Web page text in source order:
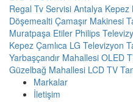
Regal Tv Servisi Antalya
Döşemealti Çamaşır Makinesi
Muratpaşa Etiler Philips
Kepez Çamlıca LG Televizyon
Yarbaşçandır Mahallesi OLED
Güzelbağ Mahallesi LCD TV
Markalar
İletişim